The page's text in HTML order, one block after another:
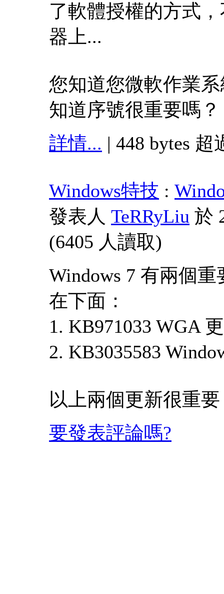
了軟體授權的方式
器上...
您知道您微軟作業
知道序號很重要嗎？
詳情... | 448 bytes 超
Windows特技 :
發表人 TeRRyLiu 於
(6405 人讀取)
Windows 7 有兩個
在下面：
1. KB971033 WGA
2. KB3035583
以上兩個更新很重
要發表評論嗎?